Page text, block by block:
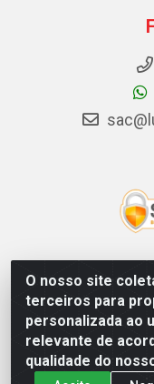
O nosso site
terceiros para
personalizada ao
relevante de
qualidade do
Lutan
Itinga - Lauro de